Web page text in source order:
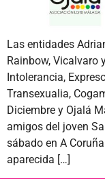
Las entidades
Rainbow, Vicalvaro
Intolerancia,
Transexualia,
Diciembre y Ojalá
amigos del joven
sábado en A
aparecida […]